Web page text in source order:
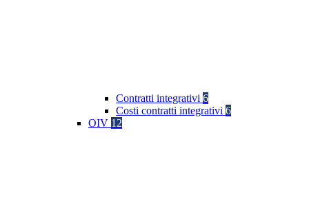
Contratti integrativi 6
Costi contratti integrativi 6
OIV 12